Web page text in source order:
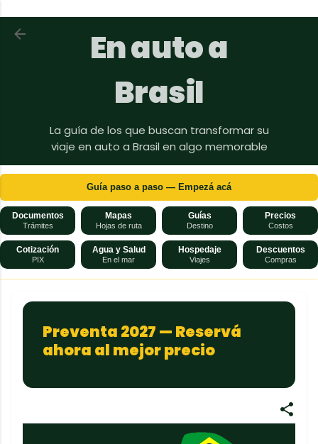
Ir al contenido principal
En auto a
Brasil
La guía de los que buscan transformar su
viaje en auto a Brasil en algo memorable
Guía paso a paso — Empezá acá
Documentos
Trámites
Mapas
Hojas de ruta
Guías
Destino
Precios
Costos
Cotización
PIX
Agua y Salud
En el mar
Hospedaje
Viajes
Descuentos
Compras
Preventa 2027 — Reservá
ahora al mejor precio